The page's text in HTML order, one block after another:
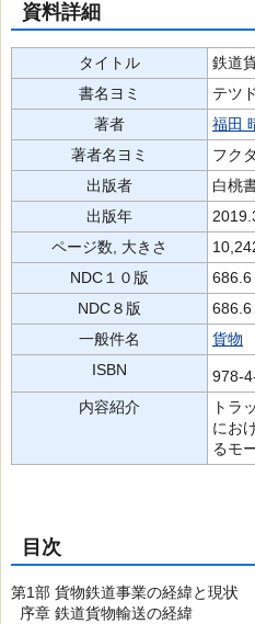
資料詳細
タイトル
鉄道
書名ヨミ
テツ
著者
福田
著者名ヨミ
フク
出版者
白桃
出版年
ページ数, 大きさ
NDC１０版
686.6
NDC８版
686.6
一般件名
貨物
ISBN
978-
内容紹介
トラ
にお
るモ
目次
第1部 貨物鉄道事業の経緯と現状
序章 鉄道貨物輸送の経緯